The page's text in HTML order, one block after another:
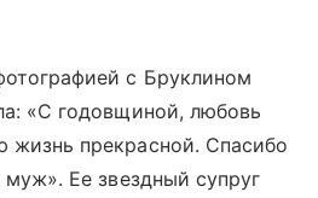
с Бруклином
«С годовщиной, любовь
прекрасной. Спасибо
Ее звездный супруг